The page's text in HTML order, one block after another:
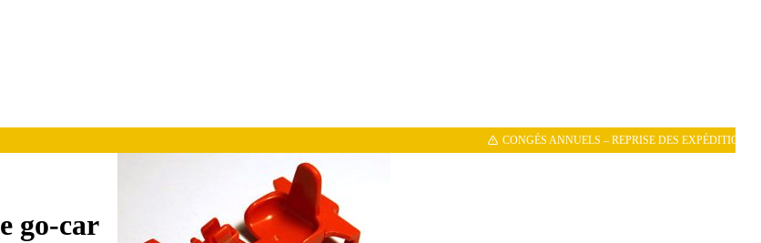
CONGÉS ANNUELS – REPRISE DES EXPÉDITIONS LE
go-car